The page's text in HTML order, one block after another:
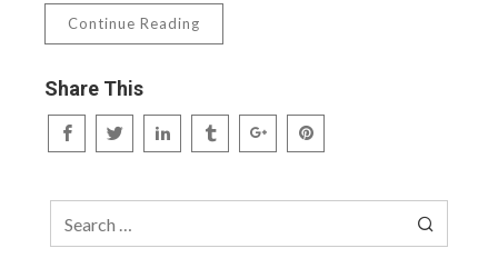
Continue Reading
Share This